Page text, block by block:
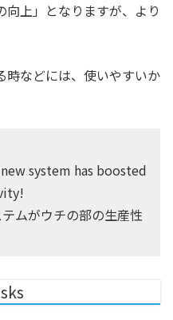
向上」となりますが、より
時などには、使いやすいか
system has boosted
ムがウチの部の生産性